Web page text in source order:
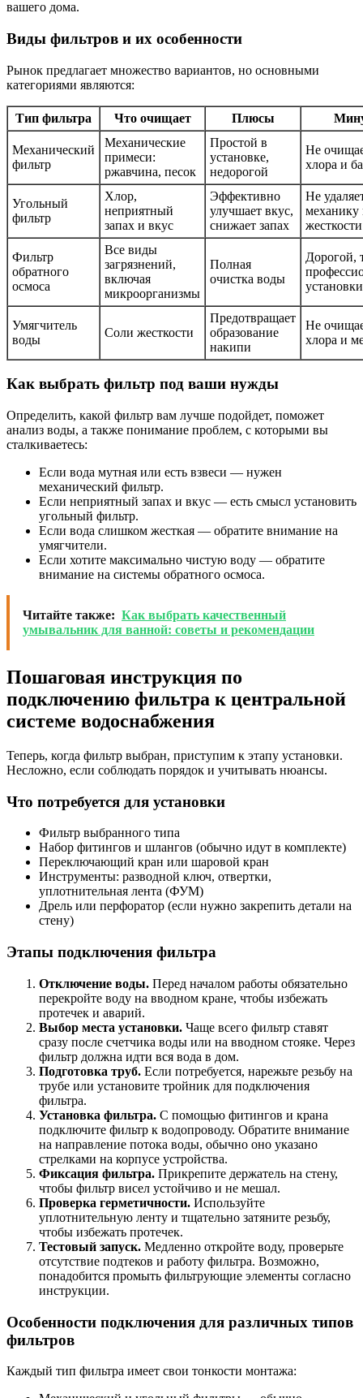
вашего дома.
Виды фильтров и их особенности
Рынок предлагает множество вариантов, но основными
категориями являются:
Тип фильтра Что очищает Плюсы
Механический
фильтр
Механические
примеси:
ржавчина, песок
Простой в
установке,
недорогой
Не
хлора и
Угольный
фильтр
Хлор,
неприятный
запах и вкус
Эффективно
улучшает вкус,
снижает запах
Не
механику
жесткости
Фильтр
обратного
осмоса
Все виды
загрязнений,
включая
микроорганизмы
Полная
очистка воды
Дорогой,
установки
Умягчитель
воды
Соли жесткости
Предотвращает
образование
накипи
Не
хлора и
Как выбрать фильтр под ваши нужды
Определить, какой фильтр вам лучше подойдет, поможет
анализ воды, а также понимание проблем, с которыми вы
сталкиваетесь:
Если вода мутная или есть взвеси — нужен
механический фильтр.
Если неприятный запах и вкус — есть смысл установить
угольный фильтр.
Если вода слишком жесткая — обратите внимание на
умягчители.
Если хотите максимально чистую воду — обратите
внимание на системы обратного осмоса.
Читайте также: Как выбрать качественный
умывальник для ванной: советы и рекомендации
Пошаговая инструкция по
подключению фильтра к центральной
системе водоснабжения
Теперь, когда фильтр выбран, приступим к этапу установки.
Несложно, если соблюдать порядок и учитывать нюансы.
Что потребуется для установки
Фильтр выбранного типа
Набор фитингов и шлангов (обычно идут в комплекте)
Переключающий кран или шаровой кран
Инструменты: разводной ключ, отвертки,
уплотнительная лента (ФУМ)
Дрель или перфоратор (если нужно закрепить детали на
стену)
Этапы подключения фильтра
Отключение воды. Перед началом работы обязательно
перекройте воду на вводном кране, чтобы избежать
протечек и аварий.
Выбор места установки. Чаще всего фильтр ставят
сразу после счетчика воды или на вводном стояке. Через
фильтр должна идти вся вода в дом.
Подготовка труб. Если потребуется, нарежьте резьбу на
трубе или установите тройник для подключения
фильтра.
Установка фильтра. С помощью фитингов и крана
подключите фильтр к водопроводу. Обратите внимание
на направление потока воды, обычно оно указано
стрелками на корпусе устройства.
Фиксация фильтра. Прикрепите держатель на стену,
чтобы фильтр висел устойчиво и не мешал.
Проверка герметичности. Используйте
уплотнительную ленту и тщательно затяните резьбу,
чтобы избежать протечек.
Тестовый запуск. Медленно откройте воду, проверьте
отсутствие подтеков и работу фильтра. Возможно,
понадобится промыть фильтрующие элементы согласно
инструкции.
Особенности подключения для различных типов
фильтров
Каждый тип фильтра имеет свои тонкости монтажа: